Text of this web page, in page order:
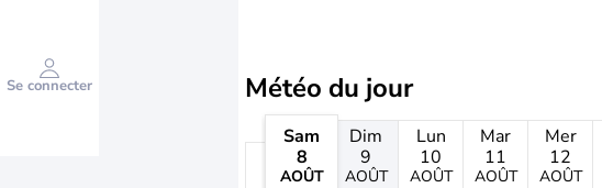
Se connecter Météo du jour
Sam
8
AOÛT
Dim
9
AOÛT
Lun
10
AOÛT
Mar
11
AOÛT
Mer
12
AOÛT